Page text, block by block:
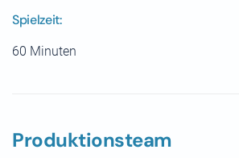
Spielzeit:
60 Minuten
Produktionsteam